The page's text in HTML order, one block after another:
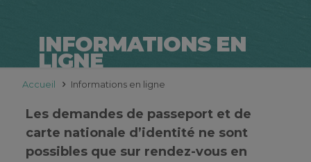
INFORMATIONS EN
LIGNE
Accueil Informations en ligne
Les demandes de passeport et de
carte nationale d’identité ne sont
possibles que sur rendez-vous en